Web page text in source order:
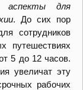
аспекты для
. До сих пор
сотрудников
путешествиях
5 до 12 часов.
увеличат эту
рабочих